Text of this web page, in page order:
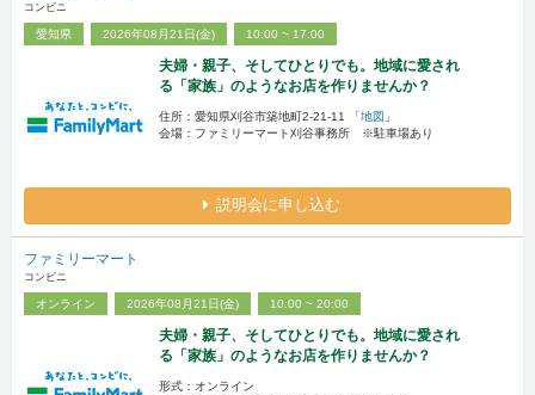
コンビニ
愛知県 2026年08月21日(金) 10:00 ~ 17:00
夫婦・親子、そしてひとりでも。地域に愛され
る「家族」のようなお店を作りませんか？
住所：愛知県刈谷市築地町2-21-11 「地図 」
会場：ファミリーマート刈谷事務所 ※駐車場あり
説明会に申し込む
ファミリーマート
コンビニ
オンライン 2026年08月21日(金) 10:00 ~ 20:00
夫婦・親子、そしてひとりでも。地域に愛され
る「家族」のようなお店を作りませんか？
形式：オンライン